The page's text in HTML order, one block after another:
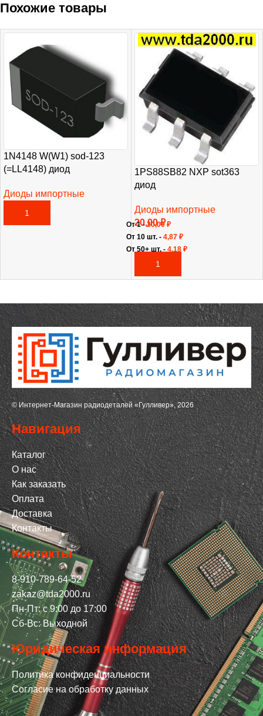
Похожие товары
1N4148 W(W1) sod-123
(=LL4148) диод
Диоды импортные
В КОРЗИНУ
1PS88SB82 NXP sot363
диод
Диоды импортные
20,00₽
В КОРЗИНУ
От 1 -20,00₽
От 10 шт. - 4,87 ₽
От 50+ шт. - 4,18 ₽
© Интернет-Магазин радиодеталей «Гулливер», 2026
Навигация
Каталог
О нас
Как заказать
Оплата
Доставка
Контакты
Контакты
8-910-789-64-52
zakaz@tda2000.ru
Пн-Пт: с 9:00 до 17:00
Сб-Вс: Выходной
Юридическая информация
Политика конфиденциальности
Согласие на обработку данных